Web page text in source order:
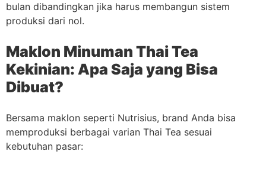
bulan dibandingkan jika harus membangun sistem
produksi dari nol.
Maklon Minuman Thai Tea
Kekinian: Apa Saja yang Bisa
Dibuat?
Bersama maklon seperti Nutrisius, brand Anda bisa
memproduksi berbagai varian Thai Tea sesuai
kebutuhan pasar: